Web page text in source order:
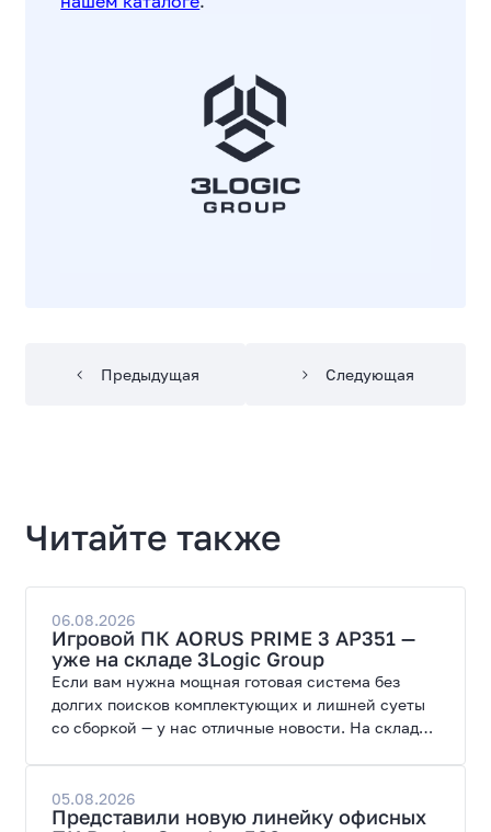
Предыдущая Следующая
Читайте также
06.08.2026
Игровой ПК AORUS PRIME 3 AP351 —
уже на складе 3Logic Group
Если вам нужна мощная готовая система без
долгих поисков комплектующих и лишней суеты
со сборкой — у нас отличные новости. На склад
современных игр и работы с нейросетями.
05.08.2026
Представили новую линейку офисных